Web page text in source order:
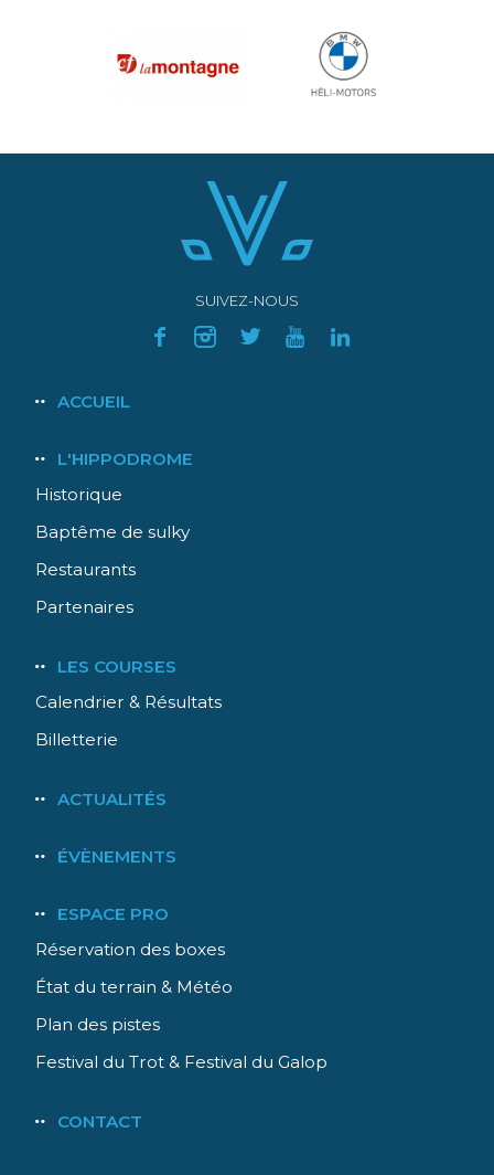
Image
SUIVEZ-NOUS
Navigation
ACCUEIL
L'HIPPODROME
Historique
Baptême de sulky
Restaurants
Partenaires
LES COURSES
Calendrier & Résultats
Billetterie
ACTUALITÉS
ÉVÈNEMENTS
ESPACE PRO
Réservation des boxes
État du terrain & Météo
Plan des pistes
Festival du Trot & Festival du Galop
CONTACT